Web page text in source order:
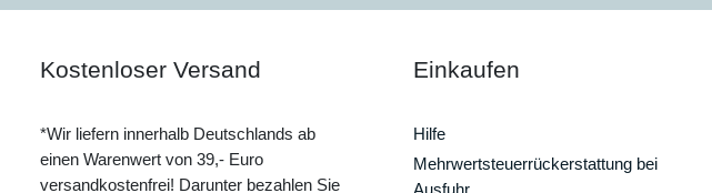
Kostenloser Versand
*Wir liefern innerhalb Deutschlands ab
einen Warenwert von 39,- Euro
versandkostenfrei! Darunter bezahlen Sie
Einkaufen
Hilfe
Mehrwertsteuerrückerstattung bei
Ausfuhr